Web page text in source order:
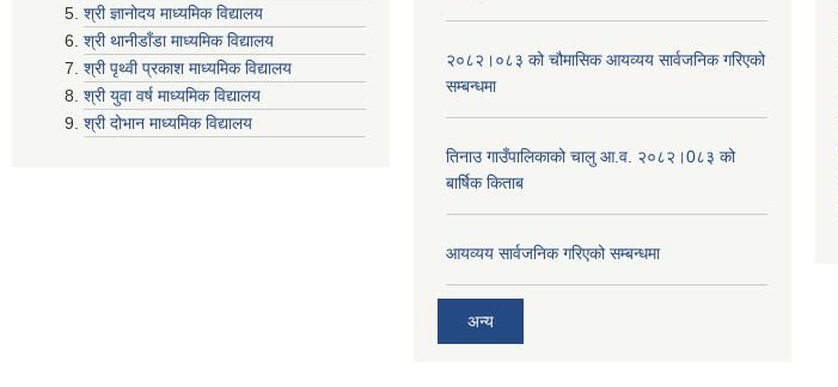
श्री ज्ञानोदय माध्यमिक विद्यालय
श्री थानीडाँडा माध्यमिक विद्यालय
श्री पृथ्वी प्रकाश माध्यमिक विद्यालय
श्री युवा वर्ष माध्यमिक विद्यालय
श्री दोभान माध्यमिक विद्यालय
२०८२।०८३ को चौमासिक आयव्यय सार्वजनिक गरिएको
सम्बन्धमा
तिनाउ गाउँपालिकाको चालु आ.व. २०८२।0८३ को
बार्षिक किताब
आयव्यय सार्वजनिक गरिएको सम्बन्धमा
अन्य